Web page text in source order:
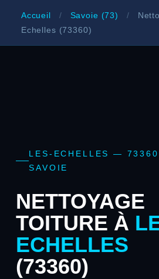
Accueil / Savoie (73) /
Echelles (73360)
LES-ECHELLES —
SAVOIE
NETTOYAGE
TOITURE À
ECHELLES
(73360)